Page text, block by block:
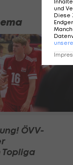
ÖVV-
und
Diese
unsere